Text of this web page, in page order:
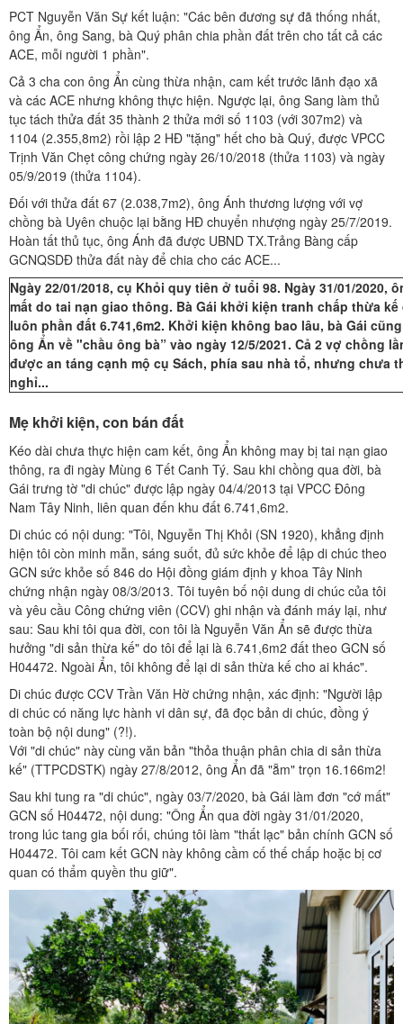
PCT Nguyễn Văn Sự kết luận: "Các bên đương sự đã thống nhất,
ông Ẩn, ông Sang, bà Quý phân chia phần đất trên cho tất cả các
ACE, mỗi người 1 phần".
Cả 3 cha con ông Ẩn cùng thừa nhận, cam kết trước lãnh đạo xã
và các ACE nhưng không thực hiện. Ngược lại, ông Sang làm thủ
tục tách thửa đất 35 thành 2 thửa mới số 1103 (với 307m2) và
1104 (2.355,8m2) rồi lập 2 HĐ "tặng" hết cho bà Quý, được VPCC
Trịnh Văn Chẹt công chứng ngày 26/10/2018 (thửa 1103) và ngày
05/9/2019 (thửa 1104).
Đối với thửa đất 67 (2.038,7m2), ông Ánh thương lượng với vợ
chồng bà Uyên chuộc lại bằng HĐ chuyển nhượng ngày 25/7/2019.
Hoàn tất thủ tục, ông Ánh đã được UBND TX.Trảng Bàng cấp
GCNQSDĐ thửa đất này để chia cho các ACE...
Ngày 22/01/2018, cụ Khỏi quy tiên ở tuổi 98. Ngày 31/01/2020,
mất do tai nạn giao thông. Bà Gái khởi kiện tranh chấp thừa kế
luôn phần đất 6.741,6m2. Khởi kiện không bao lâu, bà Gái
ông Ẩn về "chầu ông bà” vào ngày 12/5/2021. Cả 2 vợ chồng
được an táng cạnh mộ cụ Sách, phía sau nhà tổ, nhưng chưa
nghỉ...
Mẹ khởi kiện, con bán đất
Kéo dài chưa thực hiện cam kết, ông Ẩn không may bị tai nạn giao
thông, ra đi ngày Mùng 6 Tết Canh Tý. Sau khi chồng qua đời, bà
Gái trưng tờ "di chúc" được lập ngày 04/4/2013 tại VPCC Đông
Nam Tây Ninh, liên quan đến khu đất 6.741,6m2.
Di chúc có nội dung: "Tôi, Nguyễn Thị Khỏi (SN 1920), khẳng định
hiện tôi còn minh mẫn, sáng suốt, đủ sức khỏe để lập di chúc theo
GCN sức khỏe số 846 do Hội đồng giám định y khoa Tây Ninh
chứng nhận ngày 08/3/2013. Tôi tuyên bố nội dung di chúc của tôi
và yêu cầu Công chứng viên (CCV) ghi nhận và đánh máy lại, như
sau: Sau khi tôi qua đời, con tôi là Nguyễn Văn Ẩn sẽ được thừa
hưởng "di sản thừa kế" do tôi để lại là 6.741,6m2 đất theo GCN số
H04472. Ngoài Ẩn, tôi không để lại di sản thừa kế cho ai khác".
Di chúc được CCV Trần Văn Hờ chứng nhận, xác định: "Người lập
di chúc có năng lực hành vi dân sự, đã đọc bản di chúc, đồng ý
toàn bộ nội dung" (?!).
Với "di chúc" này cùng văn bản "thỏa thuận phân chia di sản thừa
kế" (TTPCDSTK) ngày 27/8/2012, ông Ẩn đã "ẵm" trọn 16.166m2!
Sau khi tung ra "di chúc", ngày 03/7/2020, bà Gái làm đơn "cớ mất"
GCN số H04472, nội dung: "Ông Ẩn qua đời ngày 31/01/2020,
trong lúc tang gia bối rối, chúng tôi làm "thất lạc" bản chính GCN số
H04472. Tôi cam kết GCN này không cầm cố thế chấp hoặc bị cơ
quan có thẩm quyền thu giữ".